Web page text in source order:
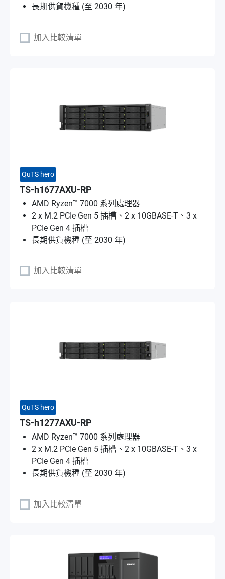
長期供貨機種 (至 2030 年)
加入比較清單
QuTS hero
TS-h1677AXU-RP
AMD Ryzen™ 7000 系列處理器
2 x M.2 PCIe Gen 5 插槽、2 x 10GBASE-T、3 x
PCIe Gen 4 插槽
長期供貨機種 (至 2030 年)
加入比較清單
QuTS hero
TS-h1277AXU-RP
AMD Ryzen™ 7000 系列處理器
2 x M.2 PCIe Gen 5 插槽、2 x 10GBASE-T、3 x
PCIe Gen 4 插槽
長期供貨機種 (至 2030 年)
加入比較清單